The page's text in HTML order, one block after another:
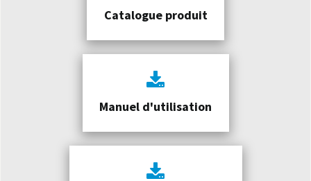
Catalogue produit
Manuel d'utilisation